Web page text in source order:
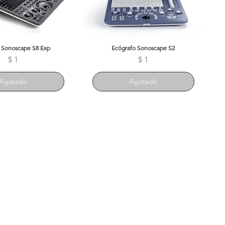
rápidaS8 Exp
Precio
$ 1
Vista rápida
Ecógrafo Sonoscape S2
Precio
$ 1
Agotado